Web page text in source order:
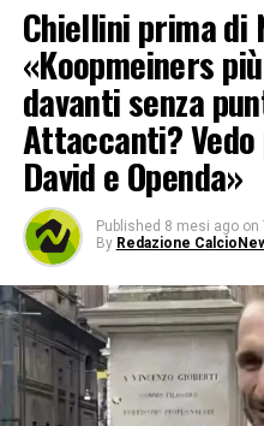
Chiellini prima di
«Koopmeiners
davanti senza
Attaccanti?
David e Openda»
Published 8 mesi ago on
By Redazione